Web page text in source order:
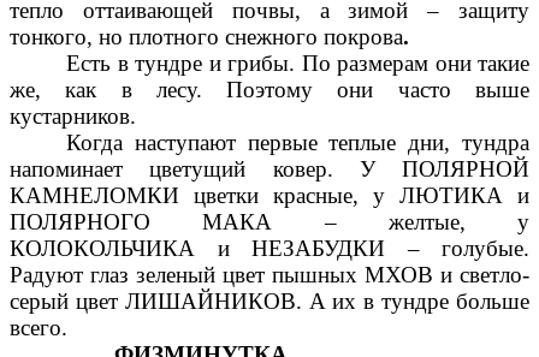
тепло оттаивающей почвы, а зимой – защиту
тонкого, но плотного снежного покрова.
Есть в тундре и грибы. По размерам они такие
же, как в лесу. Поэтому они часто выше
кустарников.
Когда наступают первые теплые дни, тундра
напоминает цветущий ковер. У ПОЛЯРНОЙ
КАМНЕЛОМКИ цветки красные, у ЛЮТИКА и
ПОЛЯРНОГО МАКА – желтые, у
КОЛОКОЛЬЧИКА и НЕЗАБУДКИ – голубые.
Радуют глаз зеленый цвет пышных МХОВ и светло-
серый цвет ЛИШАЙНИКОВ. А их в тундре больше
всего.